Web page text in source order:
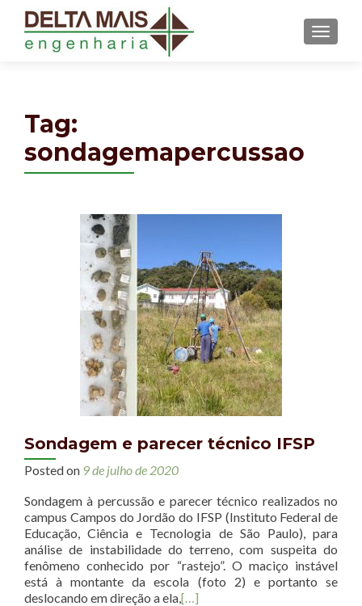
MENU
Tag:
sondagemapercussao
Sondagem e parecer técnico IFSP
Posted on 9 de julho de 2020
Sondagem à percussão e parecer técnico realizados no
campus Campos do Jordão do IFSP (Instituto Federal de
Educação, Ciência e Tecnologia de São Paulo), para
análise de instabilidade do terreno, com suspeita do
fenômeno conhecido por “rastejo”. O maciço instável
está à montante da escola (foto 2) e portanto se
deslocando em direção a ela,[…]